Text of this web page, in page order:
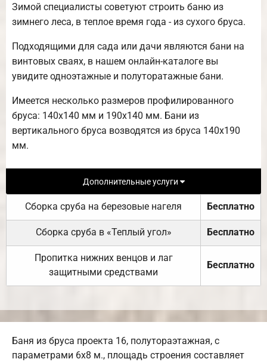
Зимой специалисты советуют строить баню из
зимнего леса, в теплое время года - из сухого бруса.
Подходящими для сада или дачи являются бани на
винтовых сваях, в нашем онлайн-каталоге вы
увидите одноэтажные и полуторатажные бани.
Имеется несколько размеров профилированного
бруса: 140х140 мм и 190х140 мм. Бани из
вертикального бруса возводятся из бруса 140х190
мм.
Дополнительные услуги
Сборка сруба на березовые нагеля Бесплатно
Сборка сруба в «Теплый угол» Бесплатно
Пропитка нижних венцов и лаг
защитными средствами
Бесплатно
Баня из бруса проекта 16, полутораэтажная, с
параметрами 6х8 м., площадь строения составляет